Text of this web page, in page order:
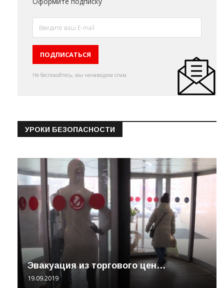
Не беспокойтесь, мы ненавидим спам
УРОКИ БЕЗОПАСНОСТИ
Эвакуация из торгового цен…
19.09.2019